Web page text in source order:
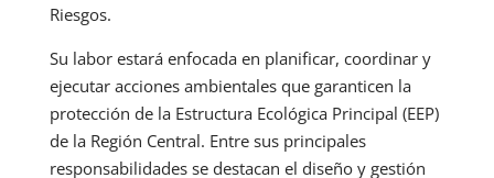
Riesgos.
Su labor estará enfocada en planificar, coordinar y
ejecutar acciones ambientales que garanticen la
protección de la Estructura Ecológica Principal (EEP)
de la Región Central. Entre sus principales
responsabilidades se destacan el diseño y gestión